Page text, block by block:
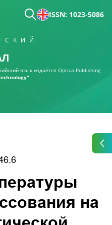
ISSN: 1023-5086
язык издаётся Optica Publishing
на